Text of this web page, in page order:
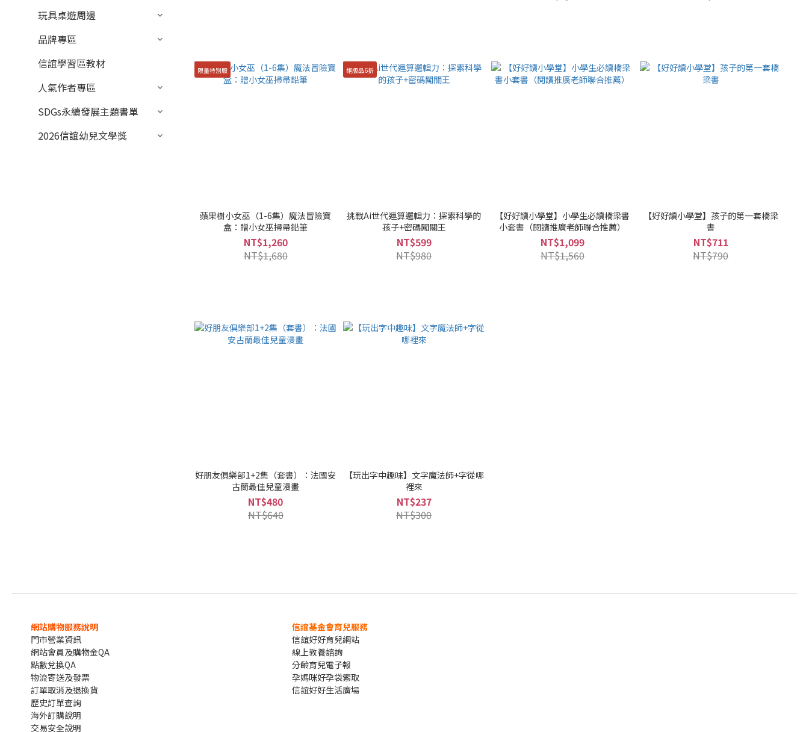
玩具桌遊周邊
品牌專區
信誼學習區教材
人氣作者專區
SDGs永續發展主題書單
2026信誼幼兒文學獎
限量特別版
蘋果樹小女巫（1-6集）魔法冒險寶
盒：贈小女巫掃帚鉛筆
NT$1,260
NT$1,680
絕版品6折
挑戰Ai世代運算邏輯力：探索科學的
孩子+密碼闖關王
NT$599
NT$980
【好好讀小學堂】小學生必讀橋梁書
小套書（閱讀推廣老師聯合推薦）
NT$1,099
NT$1,560
【好好讀小學堂】孩子的第一套橋梁
書
NT$711
NT$790
好朋友俱樂部1+2集（套書）：法國安
古蘭最佳兒童漫畫
NT$480
NT$640
【玩出字中趣味】文字魔法師+字從哪
裡來
NT$237
NT$300
網站購物服務說明
門市營業資訊
網站會員及購物金QA
點數兌換QA
物流寄送及發票
訂單取消及退換貨
歷史訂單查詢
海外訂購說明
交易安全說明
信誼基金會育兒服務
信誼好好育兒網站
線上教養諮詢
分齡育兒電子報
孕媽咪好孕袋索取
信誼好好生活廣場